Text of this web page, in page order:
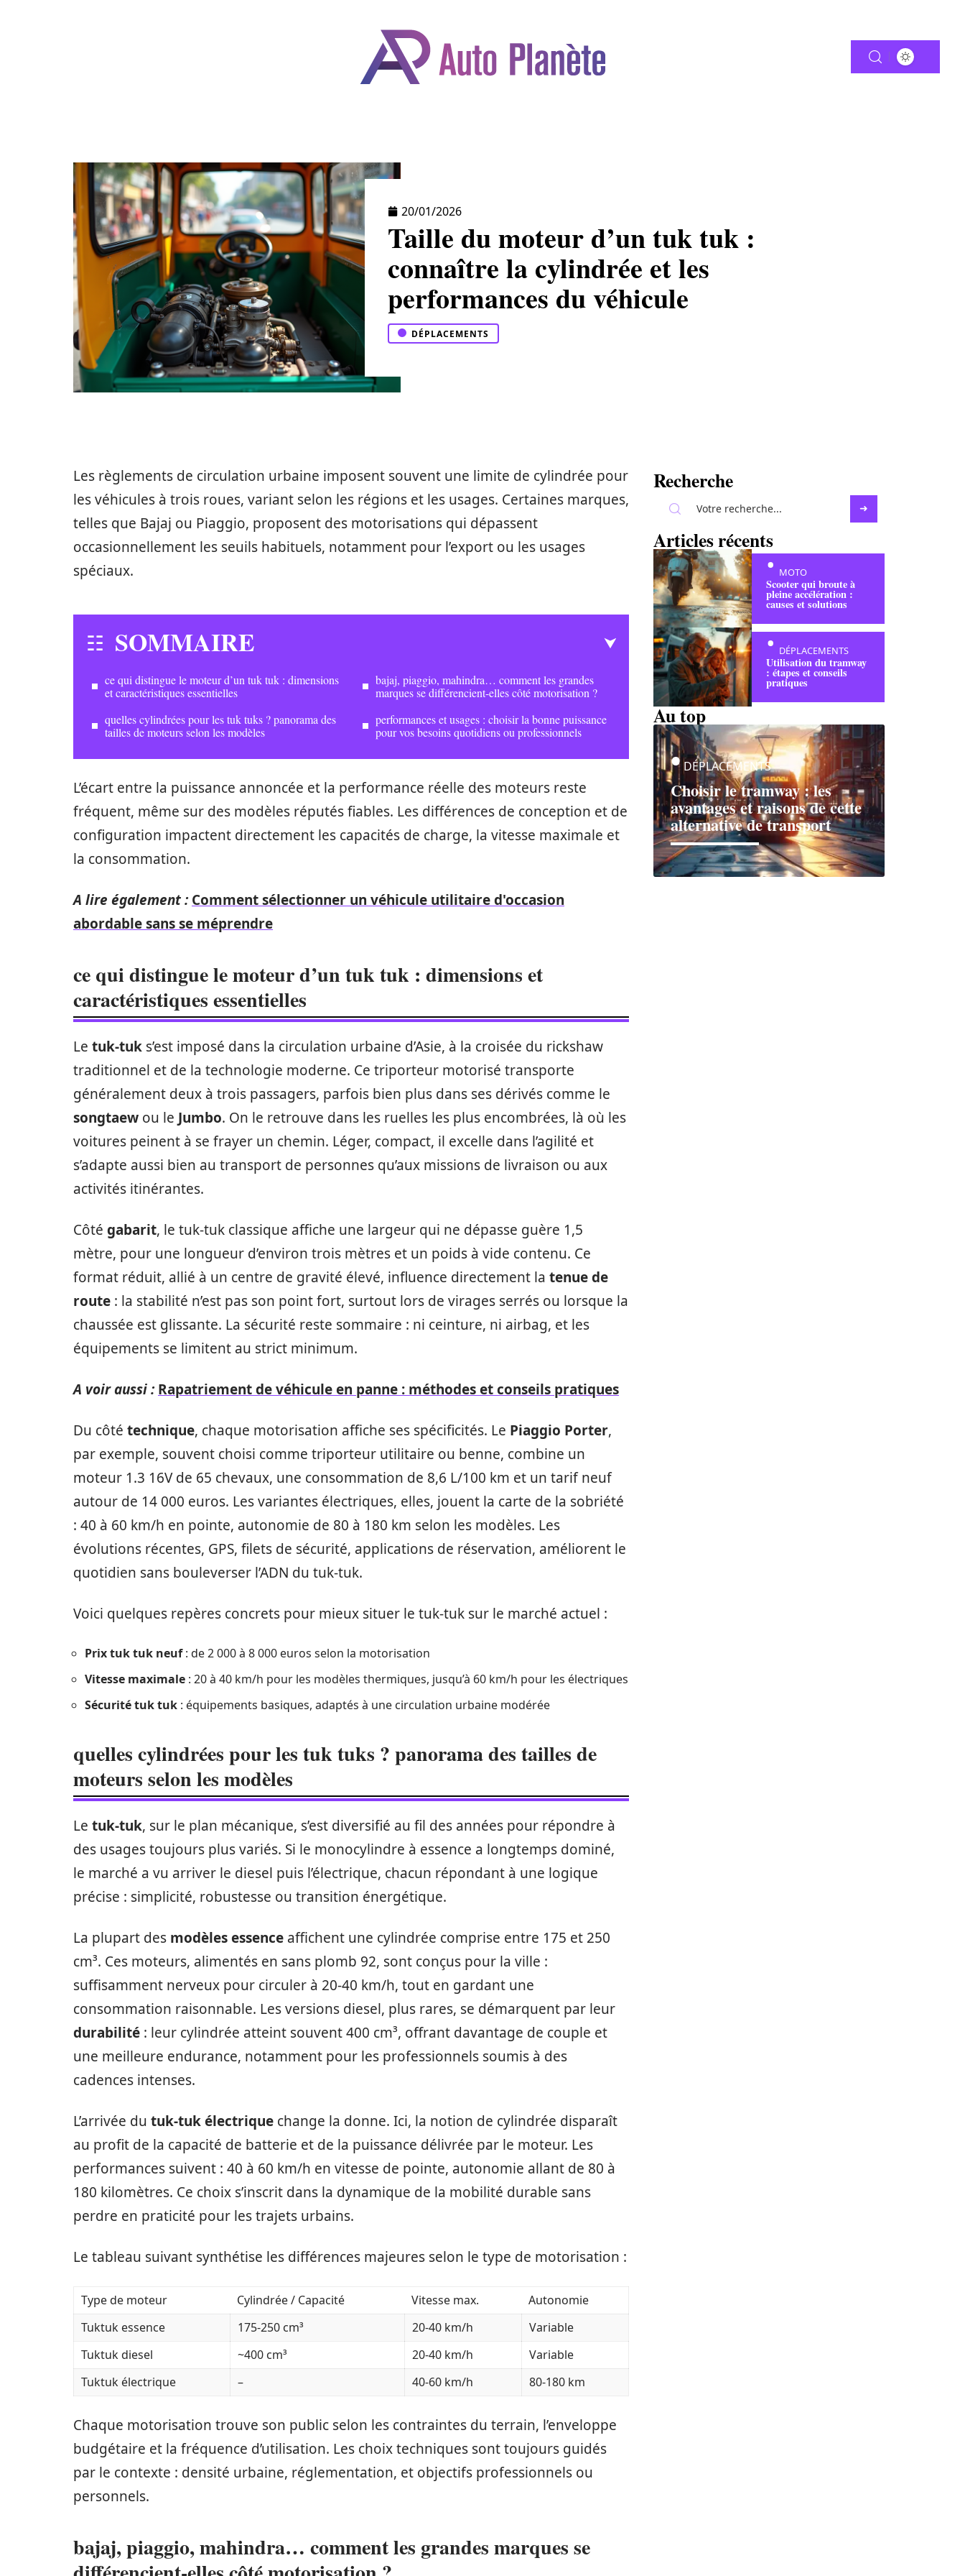
20/01/2026
Taille du moteur d’un tuk tuk :
connaître la cylindrée et les
performances du véhicule
DÉPLACEMENTS
Les règlements de circulation urbaine imposent souvent une limite de cylindrée pour
les véhicules à trois roues, variant selon les régions et les usages. Certaines marques,
telles que Bajaj ou Piaggio, proposent des motorisations qui dépassent
occasionnellement les seuils habituels, notamment pour l’export ou les usages
spéciaux.
SOMMAIRE
ce qui distingue le moteur d’un tuk tuk : dimensions
et caractéristiques essentielles
quelles cylindrées pour les tuk tuks ? panorama des
tailles de moteurs selon les modèles
bajaj, piaggio, mahindra… comment les grandes
marques se différencient-elles côté motorisation ?
performances et usages : choisir la bonne puissance
pour vos besoins quotidiens ou professionnels
L’écart entre la puissance annoncée et la performance réelle des moteurs reste
fréquent, même sur des modèles réputés fiables. Les différences de conception et de
configuration impactent directement les capacités de charge, la vitesse maximale et
la consommation.
A lire également : Comment sélectionner un véhicule utilitaire d'occasion
abordable sans se méprendre
ce qui distingue le moteur d’un tuk tuk : dimensions et
caractéristiques essentielles
Le tuk-tuk s’est imposé dans la circulation urbaine d’Asie, à la croisée du rickshaw
traditionnel et de la technologie moderne. Ce triporteur motorisé transporte
généralement deux à trois passagers, parfois bien plus dans ses dérivés comme le
songtaew ou le Jumbo. On le retrouve dans les ruelles les plus encombrées, là où les
voitures peinent à se frayer un chemin. Léger, compact, il excelle dans l’agilité et
s’adapte aussi bien au transport de personnes qu’aux missions de livraison ou aux
activités itinérantes.
Côté gabarit, le tuk-tuk classique affiche une largeur qui ne dépasse guère 1,5
mètre, pour une longueur d’environ trois mètres et un poids à vide contenu. Ce
format réduit, allié à un centre de gravité élevé, influence directement la tenue de
route : la stabilité n’est pas son point fort, surtout lors de virages serrés ou lorsque la
chaussée est glissante. La sécurité reste sommaire : ni ceinture, ni airbag, et les
équipements se limitent au strict minimum.
A voir aussi : Rapatriement de véhicule en panne : méthodes et conseils pratiques
Du côté technique, chaque motorisation affiche ses spécificités. Le Piaggio Porter,
par exemple, souvent choisi comme triporteur utilitaire ou benne, combine un
moteur 1.3 16V de 65 chevaux, une consommation de 8,6 L/100 km et un tarif neuf
autour de 14 000 euros. Les variantes électriques, elles, jouent la carte de la sobriété
: 40 à 60 km/h en pointe, autonomie de 80 à 180 km selon les modèles. Les
évolutions récentes, GPS, filets de sécurité, applications de réservation, améliorent le
quotidien sans bouleverser l’ADN du tuk-tuk.
Voici quelques repères concrets pour mieux situer le tuk-tuk sur le marché actuel :
Prix tuk tuk neuf: de 2 000 à 8 000 euros selon la motorisation
Vitesse maximale : 20 à 40 km/h pour les modèles thermiques, jusqu’à 60 km/h pour les électriques
Sécurité tuk tuk : équipements basiques, adaptés à une circulation urbaine modérée
quelles cylindrées pour les tuk tuks ? panorama des tailles de
moteurs selon les modèles
Le tuk-tuk, sur le plan mécanique, s’est diversifié au fil des années pour répondre à
des usages toujours plus variés. Si le monocylindre à essence a longtemps dominé,
le marché a vu arriver le diesel puis l’électrique, chacun répondant à une logique
précise : simplicité, robustesse ou transition énergétique.
La plupart des modèles essence affichent une cylindrée comprise entre 175 et 250
cm³. Ces moteurs, alimentés en sans plomb 92, sont conçus pour la ville :
suffisamment nerveux pour circuler à 20-40 km/h, tout en gardant une
consommation raisonnable. Les versions diesel, plus rares, se démarquent par leur
durabilité : leur cylindrée atteint souvent 400 cm³, offrant davantage de couple et
une meilleure endurance, notamment pour les professionnels soumis à des
cadences intenses.
L’arrivée du tuk-tuk électrique change la donne. Ici, la notion de cylindrée disparaît
au profit de la capacité de batterie et de la puissance délivrée par le moteur. Les
performances suivent : 40 à 60 km/h en vitesse de pointe, autonomie allant de 80 à
180 kilomètres. Ce choix s’inscrit dans la dynamique de la mobilité durable sans
perdre en praticité pour les trajets urbains.
Le tableau suivant synthétise les différences majeures selon le type de motorisation :
Type de moteur Cylindrée / Capacité Vitesse max.
Autonomie
Tuktuk essence
175-250 cm³ 20-40 km/h
Variable
Tuktuk diesel
~400 cm³ 20-40 km/h
Variable
Tuktuk électrique
– 40-60 km/h 80-180 km
Chaque motorisation trouve son public selon les contraintes du terrain, l’enveloppe
budgétaire et la fréquence d’utilisation. Les choix techniques sont toujours guidés
par le contexte : densité urbaine, réglementation, et objectifs professionnels ou
personnels.
bajaj, piaggio, mahindra… comment les grandes marques se
Recherche
Articles récents
MOTO
Scooter qui broute à
pleine accélération :
causes et solutions
DÉPLACEMENTS
Utilisation du tramway
: étapes et conseils
pratiques
Au top
Choisir le tramway : les
avantages et raisons de cette
alternative de transport
DÉPLACEMENTS